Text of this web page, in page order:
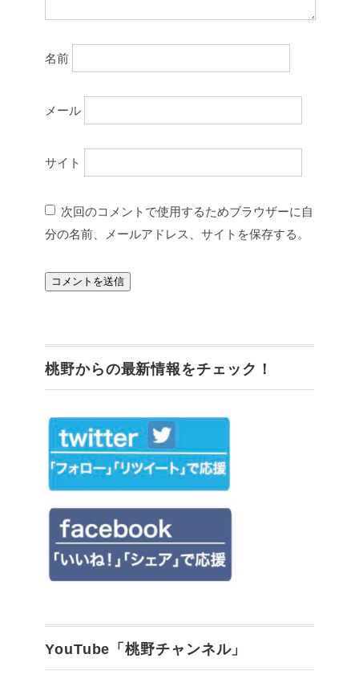
名前
メール
サイト
次回のコメントで使用するためブラウザーに自
分の名前、メールアドレス、サイトを保存する。
桃野からの最新情報をチェック！
YouTube「桃野チャンネル」